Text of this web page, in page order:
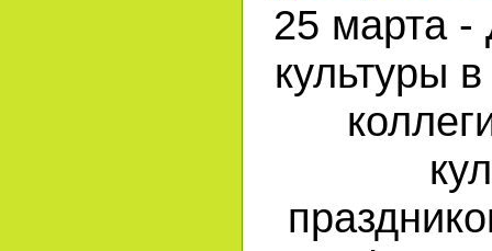
25 марта -
культуры